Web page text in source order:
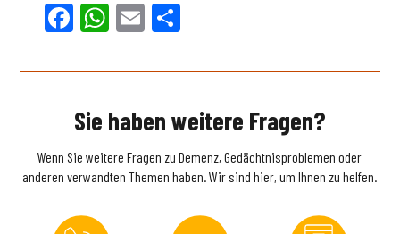
Facebook
WhatsApp
Email
Sie haben weitere Fragen?
Wenn Sie weitere Fragen zu Demenz, Gedächtnisproblemen oder
anderen verwandten Themen haben. Wir sind hier, um Ihnen zu helfen.